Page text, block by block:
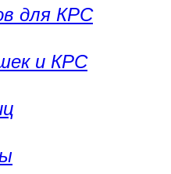
для КРС
и КРС